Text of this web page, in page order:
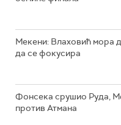
Мекени: Влаховић мора
да се фокусира
Фонсека срушио Руда,
против Атмана